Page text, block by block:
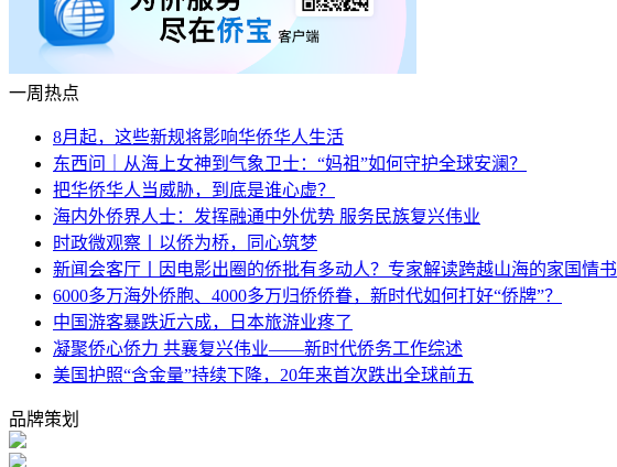
一周热点
8月起，这些新规将影响华侨华人生活
东西问｜从海上女神到气象卫士：“妈祖”如何守护全球安澜？
把华侨华人当威胁，到底是谁心虚？
海内外侨界人士：发挥融通中外优势 服务民族复兴伟业
时政微观察丨以侨为桥，同心筑梦
新闻会客厅丨因电影出圈的侨批有多动人？专家解读跨越山海的家国情书
6000多万海外侨胞、4000多万归侨侨眷，新时代如何打好“侨牌”？
中国游客暴跌近六成，日本旅游业疼了
凝聚侨心侨力 共襄复兴伟业——新时代侨务工作综述
美国护照“含金量”持续下降，20年来首次跌出全球前五
品牌策划